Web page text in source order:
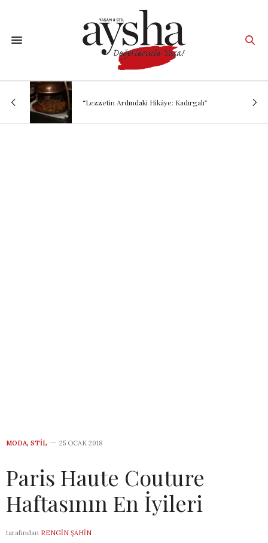
“Lezzetin Ardındaki Hikâye: Kadırgalı”
MODA, STIL 25 OCAK 2018
Paris Haute Couture
Haftasının En İyileri
tarafından RENGIN ŞAHIN